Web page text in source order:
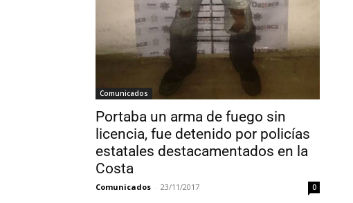
Comunicados
Portaba un arma de fuego sin
licencia, fue detenido por policías
estatales destacamentados en la
Costa
Comunicados - 23/11/2017 0